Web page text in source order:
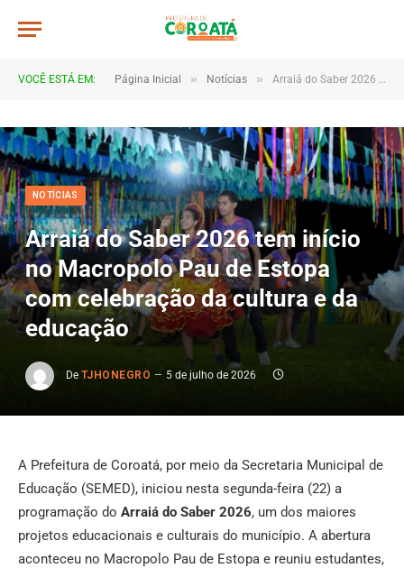
VOCÊ ESTÁ EM: Página Inicial » Notícias » Arraiá do Saber 2026 tem início no Macropolo Pau de Estopa com celebração da cultura e da educação
NOTÍCIAS
Arraiá do Saber 2026 tem início
no Macropolo Pau de Estopa
com celebração da cultura e da
educação
De TJHONEGRO 5 de julho de 2026
A Prefeitura de Coroatá, por meio da Secretaria Municipal de
Educação (SEMED), iniciou nesta segunda-feira (22) a
programação do Arraiá do Saber 2026, um dos maiores
projetos educacionais e culturais do município. A abertura
aconteceu no Macropolo Pau de Estopa e reuniu estudantes,